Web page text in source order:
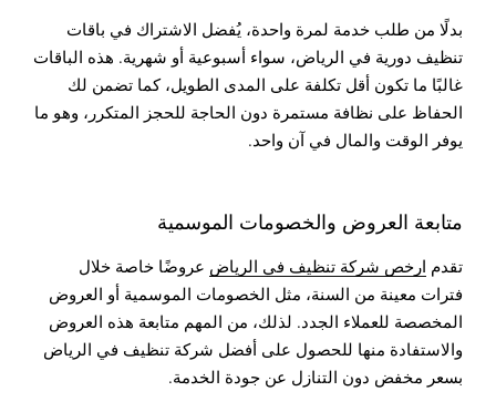
بدلًا من طلب خدمة لمرة واحدة، يُفضل الاشتراك في باقات
تنظيف دورية في الرياض، سواء أسبوعية أو شهرية. هذه الباقات
غالبًا ما تكون أقل تكلفة على المدى الطويل، كما تضمن لك
الحفاظ على نظافة مستمرة دون الحاجة للحجز المتكرر، وهو ما
يوفر الوقت والمال في آن واحد.
متابعة العروض والخصومات الموسمية
تقدم ارخص شركة تنظيف في الرياض عروضًا خاصة خلال
فترات معينة من السنة، مثل الخصومات الموسمية أو العروض
المخصصة للعملاء الجدد. لذلك، من المهم متابعة هذه العروض
والاستفادة منها للحصول على أفضل شركة تنظيف في الرياض
بسعر مخفض دون التنازل عن جودة الخدمة.